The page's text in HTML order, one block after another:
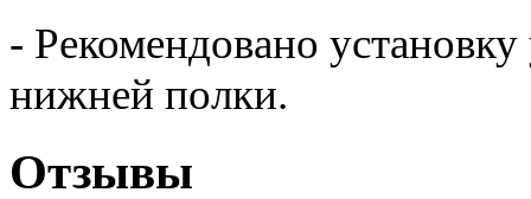
- Рекомендовано
нижней полки.
Отзывы